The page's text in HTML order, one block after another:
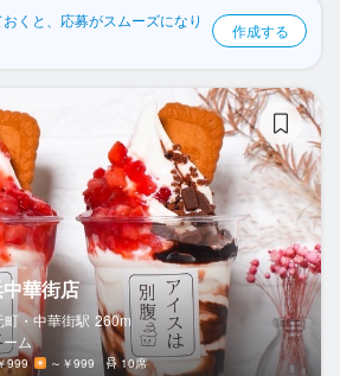
くと、応募がスムーズになり
作成する
華街店
町・中華街駅 260m
ーム
999 ～￥999 10席